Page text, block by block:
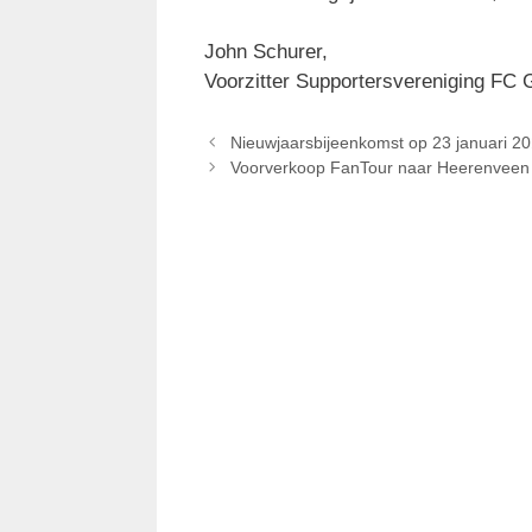
John Schurer,
Voorzitter Supportersvereniging FC
Nieuwjaarsbijeenkomst op 23 januari
Voorverkoop FanTour naar Heerenveen